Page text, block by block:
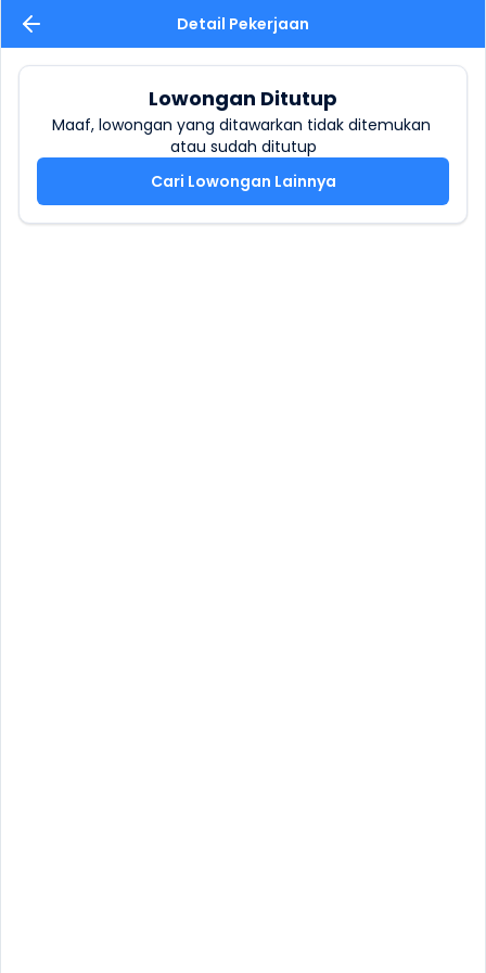
Detail Pekerjaan
Lowongan Ditutup
Maaf, lowongan yang ditawarkan tidak ditemukan
atau sudah ditutup
Cari Lowongan Lainnya